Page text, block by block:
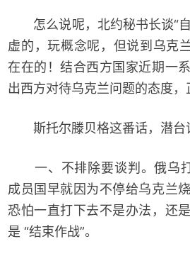
怎么说呢，北约秘书长谈“自
虚的，玩概念呢，但说到乌克
在在的！结合西方国家近期一
出西方对待乌克兰问题的态度，
斯托尔滕贝格这番话，潜台
一、不排除要谈判。俄乌
成员国早就因为不停给乌克兰
恐怕一直打下去不是办法，还
是 “结束作战”。